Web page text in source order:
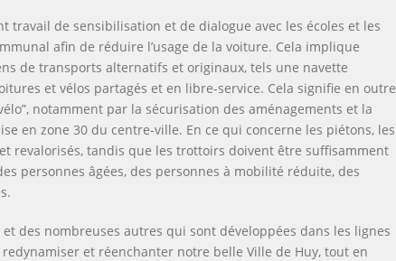
travail de sensibilisation et de dialogue avec les écoles et les
afin de réduire l’usage de la voiture. Cela implique
de transports alternatifs et originaux, tels une navette
et vélos partagés et en libre-service. Cela signifie en outre
notamment par la sécurisation des aménagements et la
en zone 30 du centre-ville. En ce qui concerne les piétons, les
revalorisés, tandis que les trottoirs doivent être suffisamment
personnes âgées, des personnes à mobilité réduite, des
des nombreuses autres qui sont développées dans les lignes
et réenchanter notre belle Ville de Huy, tout en